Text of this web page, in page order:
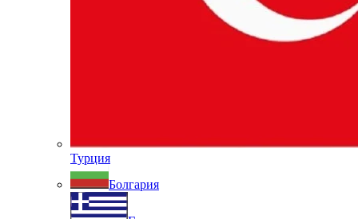
Турция
Болгария